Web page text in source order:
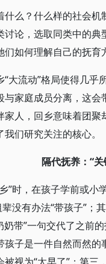
什么？什么样的社会
讨论，选取同类中的
如何理解自己的抚育
“大流动”格局使得几
与家庭成员分离，这
家人，回乡意味着团
们研究关注的核心。
隔代抚养：“
”时，在孩子学前或
辈没有办法“带孩子”
奶带”一句交代了之
子是一件自然而然